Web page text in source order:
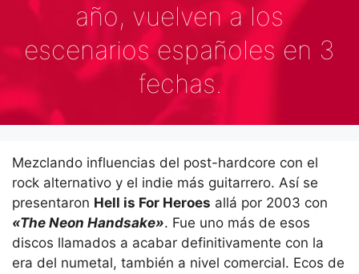
año, vuelven a los
escenarios españoles en 3
fechas.
Mezclando influencias del post-hardcore con el
rock alternativo y el indie más guitarrero. Así se
presentaron Hell is For Heroes allá por 2003 con
«The Neon Handsake». Fue uno más de esos
discos llamados a acabar definitivamente con la
era del numetal, también a nivel comercial. Ecos de